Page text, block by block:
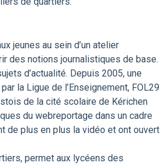
jeunes au sein d’un atelier
des notions journalistiques de base.
d’actualité. Depuis 2005, une
la Ligue de l’Enseignement, FOL29
de la cité scolaire de Kérichen
du webreportage dans un cadre
de plus en plus la vidéo et ont ouvert
permet aux lycéens des